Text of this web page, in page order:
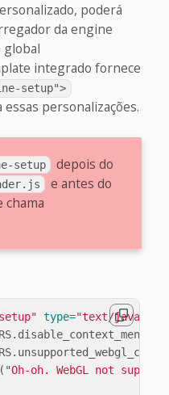
poderá
da engine
global
integrado fornece
setup">
personalizações.
setup
depois do
e antes do
chama
type="text/
. disable_context_menu
.
( "Oh-oh. WebGL not